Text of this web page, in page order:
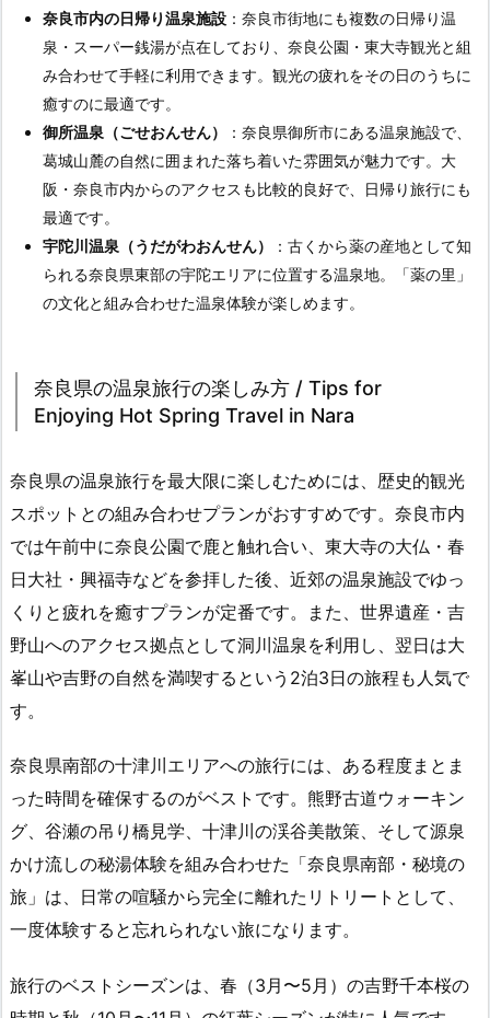
奈良市内の日帰り温泉施設 ：奈良市街地にも複数の日帰り温
泉・スーパー銭湯が点在しており、奈良公園・東大寺観光と組
み合わせて手軽に利用できます。観光の疲れをその日のうちに
癒すのに最適です。
御所温泉（ごせおんせん）
：奈良県御所市にある温泉施設で、
葛城山麓の自然に囲まれた落ち着いた雰囲気が魅力です。大
阪・奈良市内からのアクセスも比較的良好で、日帰り旅行にも
最適です。
宇陀川温泉（うだがわおんせん）
：古くから薬の産地として知
られる奈良県東部の宇陀エリアに位置する温泉地。「薬の里」
の文化と組み合わせた温泉体験が楽しめます。
奈良県の温泉旅行の楽しみ方 / Tips for
Enjoying Hot Spring Travel in Nara
奈良県の温泉旅行を最大限に楽しむためには、歴史的観光
スポットとの組み合わせプランがおすすめです。奈良市内
では午前中に奈良公園で鹿と触れ合い、東大寺の大仏・春
日大社・興福寺などを参拝した後、近郊の温泉施設でゆっ
くりと疲れを癒すプランが定番です。また、世界遺産・吉
野山へのアクセス拠点として洞川温泉を利用し、翌日は大
峯山や吉野の自然を満喫するという2泊3日の旅程も人気で
す。
奈良県南部の十津川エリアへの旅行には、ある程度まとま
った時間を確保するのがベストです。熊野古道ウォーキン
グ、谷瀬の吊り橋見学、十津川の渓谷美散策、そして源泉
かけ流しの秘湯体験を組み合わせた「奈良県南部・秘境の
旅」は、日常の喧騒から完全に離れたリトリートとして、
一度体験すると忘れられない旅になります。
旅行のベストシーズンは、春（3月〜5月）の吉野千本桜の